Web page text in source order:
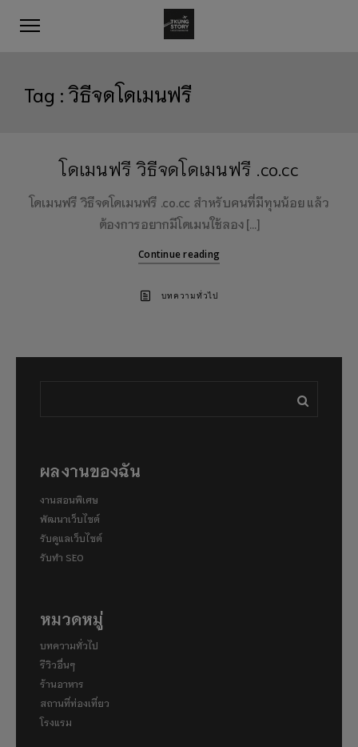
Tag :วิธีจดโดเมนฟรี
โดเมนฟรี วิธีจดโดเมนฟรี .co.cc
โดเมนฟรี วิธีจดโดเมนฟรี .co.cc สำหรับคนที่มีทุนน้อย แล้ว
ต้องการอยากมีโดเมนใช้ลอง […]
Continue reading
บทความทั่วไป
ผลงานของฉัน
งานสอนพิเศษ
พัฒนาเว็บไซต์
รับดูแลเว็บไซต์
รับทำ SEO
หมวดหมู่
บทความทั่วไป
รีวิวอื่นๆ
ร้านอาหาร
สถานที่ท่องเที่ยว
โรงแรม